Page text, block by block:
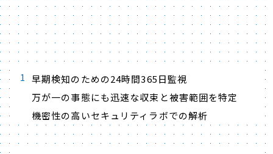
早期検知のための24時間365日監視
万が一の事態にも迅速な収束と被害範囲を特定
機密性の高いセキュリティラボでの解析